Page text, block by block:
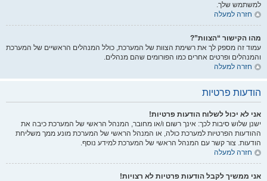
למשתמש שלך.
חזרה למעלה
מהו הקישור “הצוות”?
עמוד זה מספק לך את רשימת הצוות של המערכת, כולל המנהלים הראשיים של המערכת
והמנהלים ופרטים אחרים כמו הפורומים שהם מנהלים.
חזרה למעלה
הודעות פרטיות
אני לא יכול לשלוח הודעות פרטיות!
ישנן שלוש סיבות לכך: אינך רשום ו/או מחובר, המנהל הראשי של המערכת כיבה את
ההודעות הפרטיות למערכת כולה, או המנהל הראשי של המערכת מונע ממך משליחת
הודעות. צור קשר עם המנהל הראשי של המערכת למידע נוסף.
חזרה למעלה
אני ממשיך לקבל הודעות פרטיות לא רצויות!